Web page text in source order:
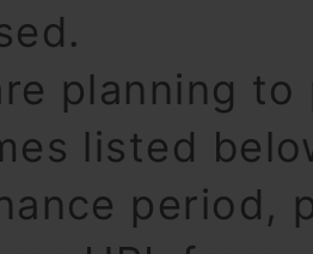
planning to
listed
period,